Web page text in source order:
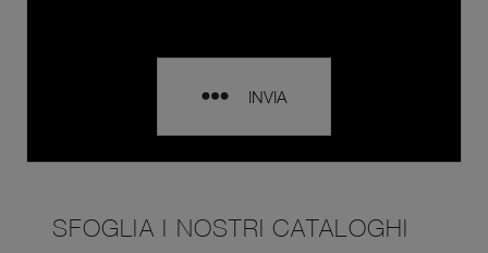
INVIA
SFOGLIA I NOSTRI CATALOGHI